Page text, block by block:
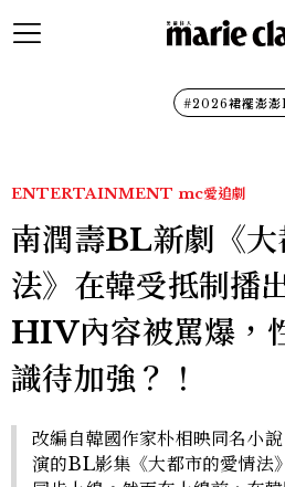
#2026裙襬澎
ENTERTAINMENT mc愛追劇
南潤壽BL新劇《大
法》在韓受抵制播
HIV內容被罵爆，
識待加強？！
改編自韓國作家朴相映同名小
演的BL影集《大都市的愛情法